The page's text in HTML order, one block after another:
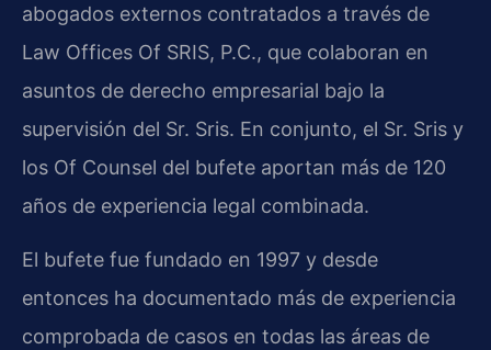
abogados externos contratados a través de
Law Offices Of SRIS, P.C., que colaboran en
asuntos de derecho empresarial bajo la
supervisión del Sr. Sris. En conjunto, el Sr. Sris y
los Of Counsel del bufete aportan más de 120
años de experiencia legal combinada.
El bufete fue fundado en 1997 y desde
entonces ha documentado más de experiencia
comprobada de casos en todas las áreas de